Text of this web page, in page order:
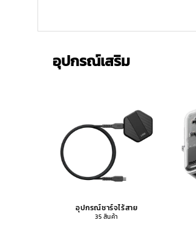
อุปกรณ์เสริม
อุปกรณ์ชาร์จไร้สาย
35 สินค้า